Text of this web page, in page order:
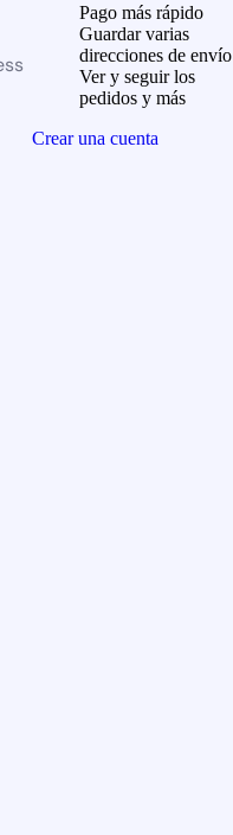
Pago más rápido
Guardar varias
direcciones de envío
Ver y seguir los
pedidos y más
Crear una cuenta